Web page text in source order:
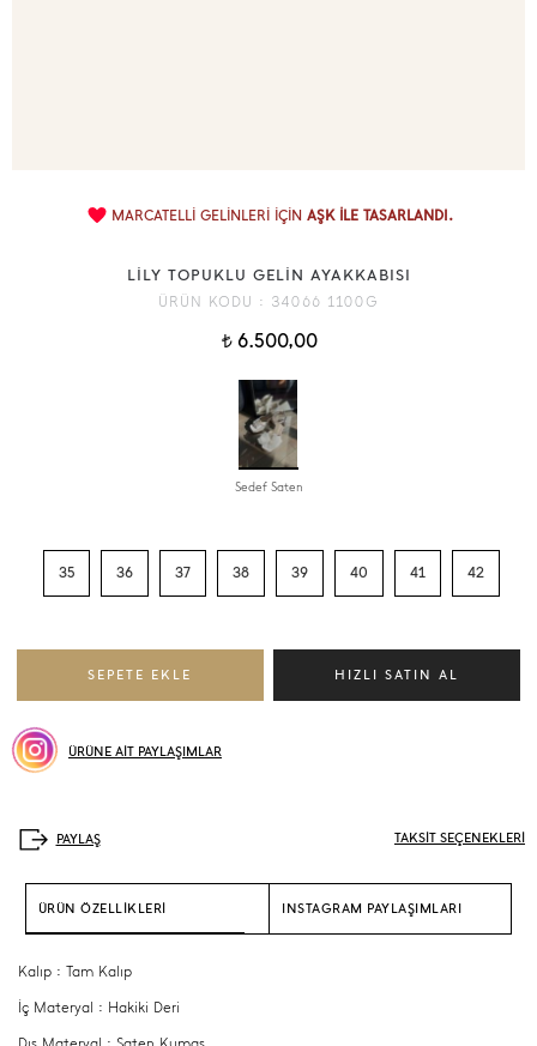
MARCATELLİ GELİNLERİ İÇİN AŞK İLE TASARLANDI.
LİLY TOPUKLU GELİN AYAKKABISI
ÜRÜN KODU : 34066 1100G
t6.500,00
Sedef Saten
35 36 37 38 39 40 41 42
ÜRÜNE AİT PAYLAŞIMLAR
TAKSİT SEÇENEKLERİ
ÜRÜN ÖZELLİKLERİ INSTAGRAM PAYLAŞIMLARI
Kalıp : Tam Kalıp
İç Materyal : Hakiki Deri